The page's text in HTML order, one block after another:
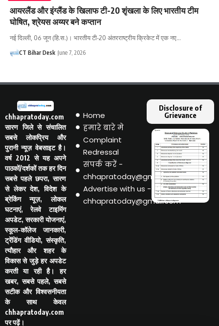
आयरलैंड और इंग्लैंड के खिलाफ टी-20 शृंखला के लिए भारतीय टीम
घोषित, श्रेयस अय्यर बने कप्तान
नई दिल्ली, 06 जून (हि.स.)। भारतीय टी-20 अंतरराष्ट्रीय क्रिकेट में एक नए…
CT Bihar Desk June 7, 2026
chhapratoday.com
सारण जिले से संचालित
सबसे लोकप्रिय और
पुरानी न्यूज़ वेबसाइट है।
वर्ष 2012 से यह अपने
पाठकों/दर्शकों तक हर दिन
सबसे पहले छपरा, सारण
से लेकर देश, विदेश के
ब्रेकिंग न्यूज़, लोकल
घटनाएं, रेलवे टाइमिंग
अपडेट, सरकारी योजनाएं,
स्कूल-कॉलेज जानकारी,
ट्रेंडिंग वीडियो, संस्कृति,
त्यौहार और शहर के
विकास से जुड़े हर अपडेट
करती या रही है। हर
खबर, सबसे पहले, सबसे
सटीक और विश्वसनीयता
के साथ केवल
chhapratoday.com
पर पढ़ें।
Home
हमारे बारे मे
Complaint
Redressal
संपर्क करें -
chhapratoday@gmail.com
Advertise with us -
chhapratoday@gmail.com
Disclosure of
Grievance